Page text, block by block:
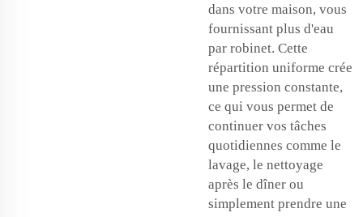
dans votre maison, vous
fournissant plus d'eau
par robinet. Cette
répartition uniforme crée
une pression constante,
ce qui vous permet de
continuer vos tâches
quotidiennes comme le
lavage, le nettoyage
après le dîner ou
simplement prendre une